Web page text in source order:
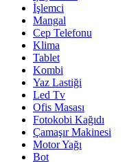
İşlemci
Mangal
Cep Telefonu
Klima
Tablet
Kombi
Yaz Lastiği
Led Tv
Ofis Masası
Fotokobi Kağıdı
Çamaşır Makinesi
Motor Yağı
Bot